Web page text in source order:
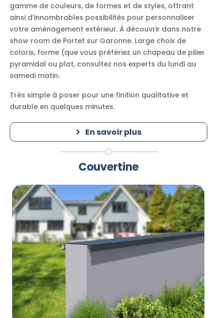
gamme de couleurs, de formes et de styles, offrant
ainsi d’innombrables possibilités pour personnaliser
votre aménagement extérieur. À découvrir dans notre
show room de Portet sur Garonne. Large choix de
coloris, forme (que vous préfériez un chapeau de pilier
pyramidal ou plat, consultez nos experts du lundi au
samedi matin.
Très simple à poser pour une finition qualitative et
durable en quelques minutes.
En savoir plus
Couvertine